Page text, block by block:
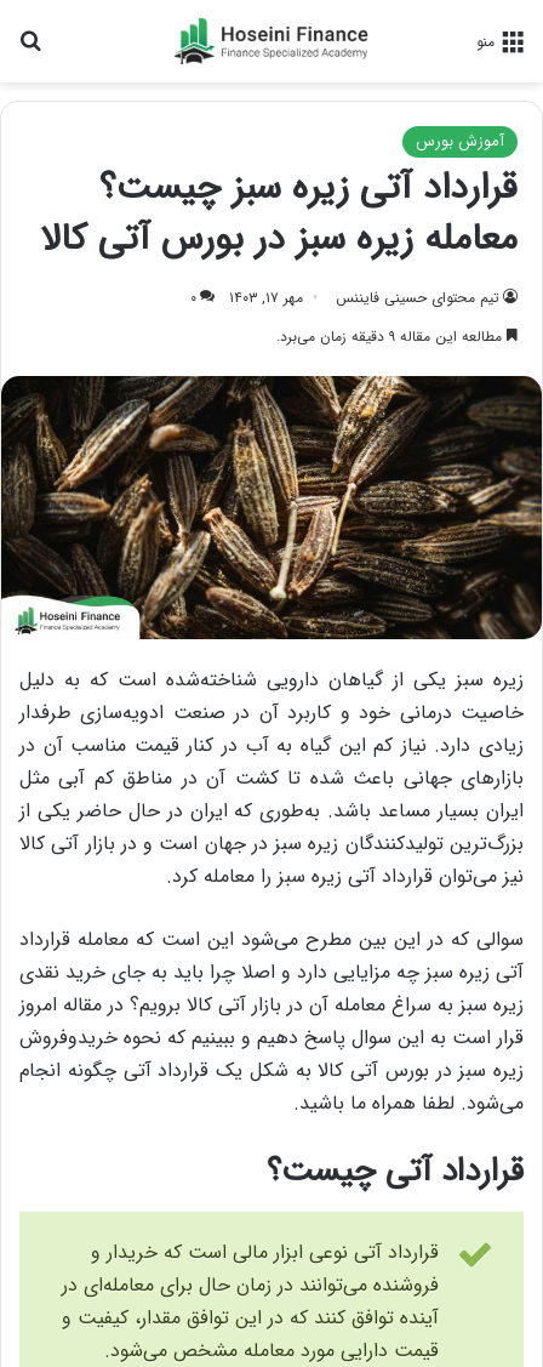
منو
آموزش بورس
قرارداد آتی زیره سبز چیست؟
معامله زیره سبز در بورس آتی کالا
تیم محتوای حسینی‌ فایننس مهر ۱۷, ۱۴۰۳
۰
مطالعه این مقاله ۹ دقیقه زمان می‌برد.
زیره سبز یکی از گیاهان دارویی شناخته‌شده است که به دلیل
خاصیت درمانی خود و کاربرد آن در صنعت ادویه‌سازی طرفدار
زیادی دارد. نیاز کم این گیاه به آب در کنار قیمت مناسب آن در
بازارهای جهانی باعث شده تا کشت آن در مناطق کم آبی مثل
ایران بسیار مساعد باشد. به‌طوری که ایران در حال حاضر یکی از
بزرگ‌ترین تولیدکنندگان زیره سبز در جهان است و در بازار آتی کالا
نیز می‌توان قرارداد آتی زیره سبز را معامله کرد.
سوالی که در این بین مطرح می‌شود این است که معامله قرارداد
آتی زیره سبز چه مزایایی دارد و اصلا چرا باید به جای خرید نقدی
زیره سبز به سراغ معامله آن در بازار آتی کالا برویم؟ در مقاله امروز
قرار است به این سوال پاسخ دهیم و ببینیم که نحوه خریدوفروش
زیره سبز در بورس آتی کالا به شکل یک قرارداد آتی چگونه انجام
می‌شود. لطفا همراه ما باشید.
قرارداد آتی چیست؟
قرارداد آتی نوعی ابزار مالی است که خریدار و
فروشنده می‌توانند در زمان حال برای معامله‌ای در
آینده توافق کنند که در این توافق مقدار، کیفیت و
قیمت دارایی مورد معامله مشخص می‌شود.